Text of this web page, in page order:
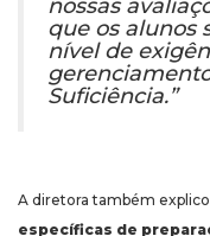
nossas
que os alunos
nível de
Suficiência.”
A diretora também
específicas de